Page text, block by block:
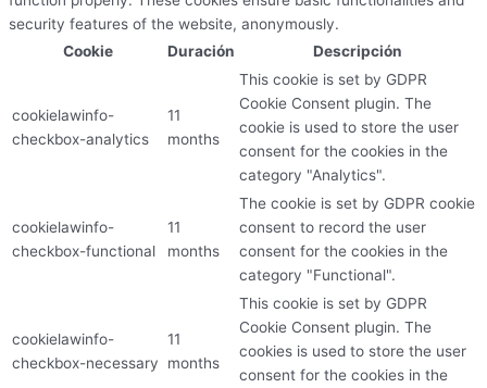
security features of the website, anonymously.
Cookie
Duración Descripción
cookielawinfo-
checkbox-analytics
11
months
This cookie is set by GDPR
Cookie Consent plugin. The
cookie is used to store the user
consent for the cookies in the
category "Analytics".
cookielawinfo-
checkbox-functional
11
months
The cookie is set by GDPR cookie
consent to record the user
consent for the cookies in the
category "Functional".
cookielawinfo-
checkbox-necessary
11
months
This cookie is set by GDPR
Cookie Consent plugin. The
cookies is used to store the user
consent for the cookies in the